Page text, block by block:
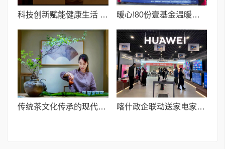
科技创新赋能健康生活 金亚麻品牌在宁波启幕 暖心!80份壹基金温暖包,为莎车县艾力西湖镇孩子筑牢“暖冬防线”
传统茶文化传承的现代困境、价值重估与活化新生 喀什政企联动送家电家居补贴 职工享多重优惠省钱又省心